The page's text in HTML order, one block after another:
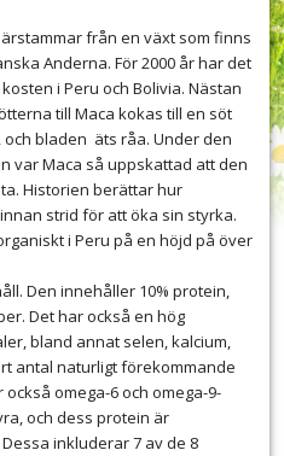
från en växt som finns
Anderna. För 2000 år har det
i Peru och Bolivia. Nästan
till Maca kokas till en söt
bladen äts råa. Under den
var Maca så uppskattad att den
Historien berättar hur
strid för att öka sin styrka.
i Peru på en höjd på över
Den innehåller 10% protein,
Det har också en hög
bland annat selen, kalcium,
antal naturligt förekommande
omega-6 och omega-9-
och dess protein är
inkluderar 7 av de 8